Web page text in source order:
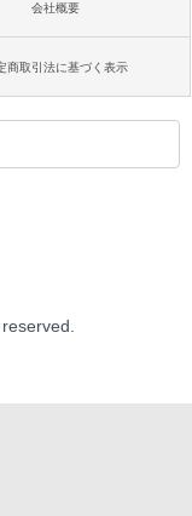
会社概要
商取引法に基づく表示